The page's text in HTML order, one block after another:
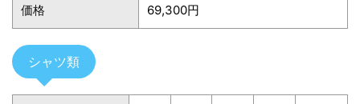
価格 69,300円
シャツ類